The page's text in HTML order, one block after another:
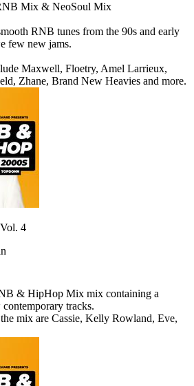
Mix & NeoSoul Mix
RNB tunes from the 90s and early
few new jams.
Maxwell, Floetry, Amel Larrieux,
Zhane, Brand New Heavies and more.
4
& HipHop Mix mix containing a
tracks.
mix are Cassie, Kelly Rowland, Eve,